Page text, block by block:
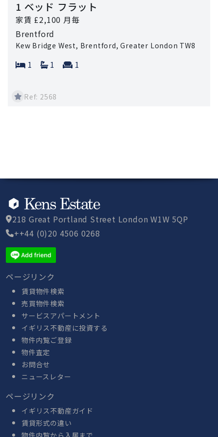
1 ベッド フラット
家賃 £2,100 月毎
Brentford
Kew Bridge West, Brentford, Greater London TW8
Bedrooms:
1 Bathrooms:
1 Reception rooms:
1
Ref: 2568
218 Great Portland Street London W1W 5QP
++44 (0)20 4506 0268
ページリンク
賃貸物件検索
売買物件検索
サービスアパートメント
イギリス不動産に投資する
物件内覧ご登録
物件査定
お問合せ
ニュースレター
ページリンク
イギリス不動産ガイド
賃貸形式の違い
物件内覧から入居まで